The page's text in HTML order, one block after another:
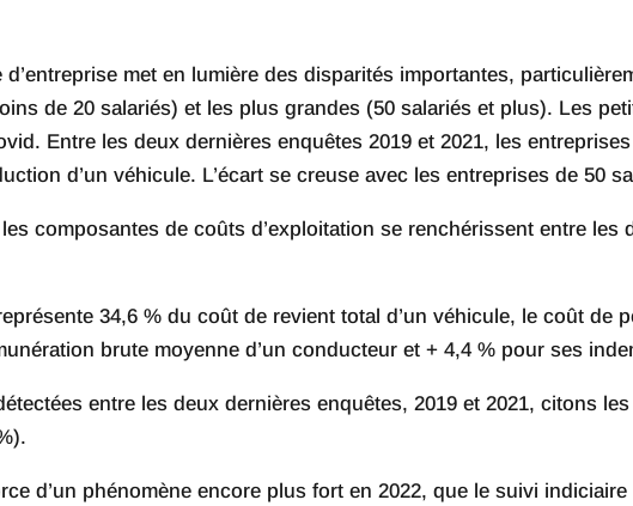
met en lumière des disparités importantes,
de 20 salariés) et les plus grandes (50 salariés et plus). Les
Entre les deux dernières enquêtes 2019 et 2021, les
d’un véhicule. L’écart se creuse avec les entreprises de 50
composantes de coûts d’exploitation se renchérissent entre les
34,6 % du coût de revient total d’un véhicule, le coût de
brute moyenne d’un conducteur et + 4,4 % pour ses
entre les deux dernières enquêtes, 2019 et 2021, citons
d’un phénomène encore plus fort en 2022, que le suivi